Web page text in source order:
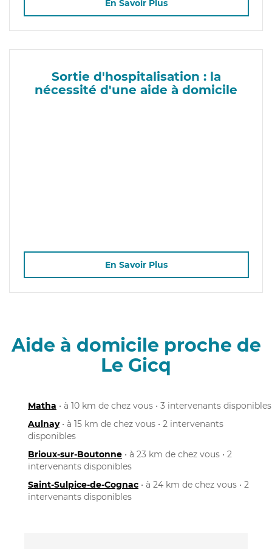
En Savoir Plus
Sortie d'hospitalisation : la
nécessité d'une aide à domicile
En Savoir Plus
Aide à domicile proche de
Le Gicq
Matha • à 10 km de chez vous • 3 intervenants disponibles
Aulnay• à 15 km de chez vous • 2 intervenants
disponibles
Brioux-sur-Boutonne • à 23 km de chez vous • 2
intervenants disponibles
Saint-Sulpice-de-Cognac • à 24 km de chez vous • 2
intervenants disponibles